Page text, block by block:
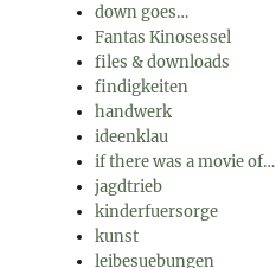
down goes…
Fantas Kinosessel
files & downloads
findigkeiten
handwerk
ideenklau
if there was a movie of…
jagdtrieb
kinderfuersorge
kunst
leibesuebungen